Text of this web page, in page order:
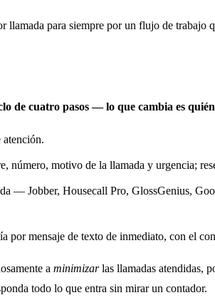
para siempre por un flujo de trabajo
de cuatro pasos — lo que cambia es
número, motivo de la llamada y urgencia;
— Jobber, Housecall Pro, GlossGenius,
por mensaje de texto de inmediato, con el
a minimizarlas llamadas atendidas,
todo lo que entra sin mirar un contador.